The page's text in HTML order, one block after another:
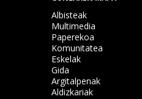
Albisteak
Multimedia
Paperekoa
Komunitatea
Eskelak
Gida
Argitalpenak
Aldizkariak